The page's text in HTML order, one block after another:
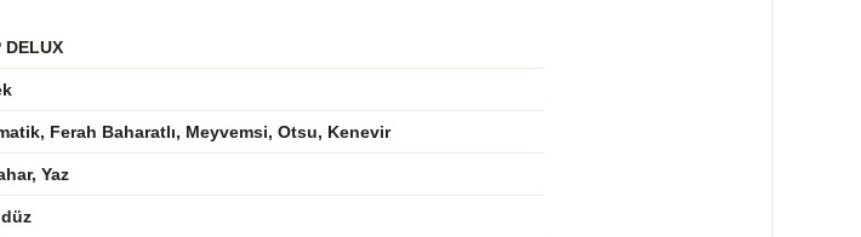
DELUX
Ferah Baharatlı, Meyvemsi, Otsu, Kenevir
Yaz